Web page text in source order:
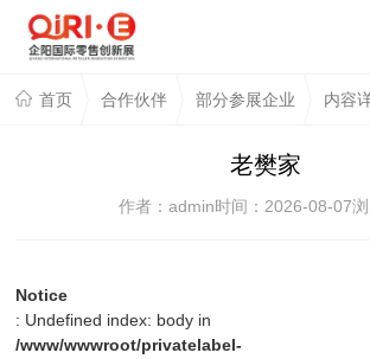
首页 合作伙伴 部分参展企业 内容
老樊家
作者：admin时间：2026-08-07
Notice
: Undefined index: body in
/www/wwwroot/privatelabel-